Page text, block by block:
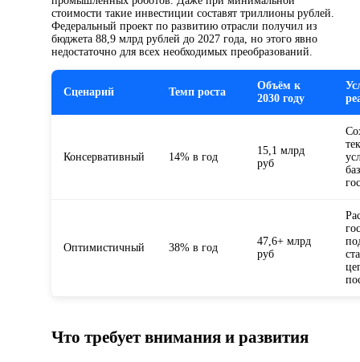
стоимости такие инвестиции составят триллионы рублей.
Федеральный проект по развитию отрасли получил из
бюджета 88,9 млрд рублей до 2027 года, но этого явно
недостаточно для всех необходимых преобразований.
Сценарий Темп роста
Объём к
2030 году
Консервативный 14% в год
15,1 млрд
руб
Оптимистичный 38% в год
47,6+ млрд
руб
Что требует внимания и развития